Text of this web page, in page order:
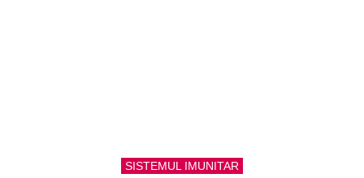
SISTEMUL IMUNITAR